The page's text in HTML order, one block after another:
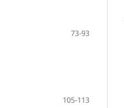
73-93
105-113